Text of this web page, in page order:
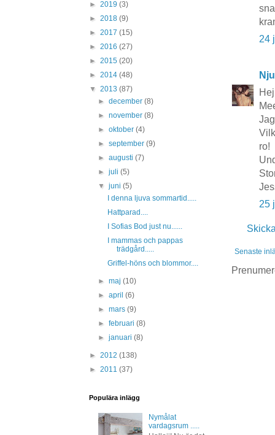
24
ro!
25
Senaste
► 2019 (3)
► 2018 (9)
► 2017 (15)
► 2016 (27)
► 2015 (20)
► 2014 (48)
▼ 2013 (87)
►december(8)
►november(8)
►oktober(4)
►september(9)
►augusti(7)
►juli(5)
▼juni(5)
I denna ljuva sommartid.....
Hattparad....
I Sofias Bod just nu......
I mammas och pappas
trädgård.....
Griffel-höns och blommor....
►maj(10)
►april(6)
►mars(9)
►februari(8)
►januari(8)
► 2012 (138)
► 2011 (37)
Populära inlägg
Nymålat
vardagsrum .....